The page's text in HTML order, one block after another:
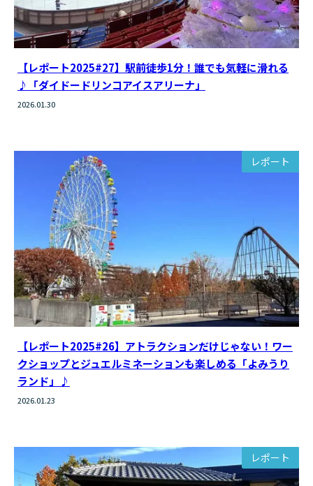
【レポート2025#27】駅前徒歩1分！誰でも気軽に滑れる
♪「ダイドードリンコアイスアリーナ」
2026.01.30
レポート
【レポート2025#26】アトラクションだけじゃない！ワー
クショップとジュエルミネーションも楽しめる「よみうり
ランド」♪
2026.01.23
レポート